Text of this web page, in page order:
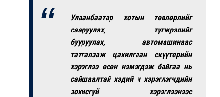
Улаанбаатар хотын төвлөрлийг
сааруулах, түгжрэлийг
бууруулах, автомашинаас
татгалзаж цахилгаан скүүтерийн
хэрэглээ өсөн нэмэгдэж байгаа нь
сайшаалтай хэдий ч хэрэглэгчдийн
зохисгүй хэрэглээнээс